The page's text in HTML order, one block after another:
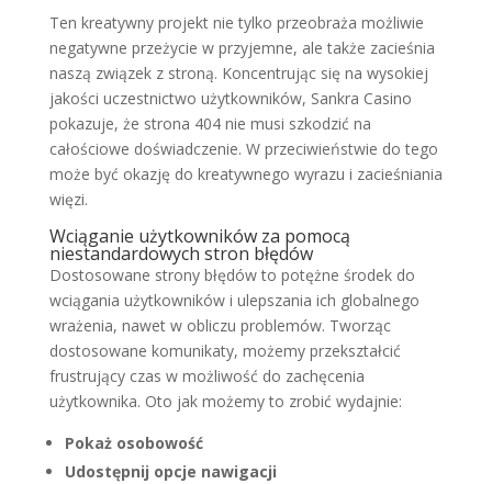
Ten kreatywny projekt nie tylko przeobraża możliwie
negatywne przeżycie w przyjemne, ale także zacieśnia
naszą związek z stroną. Koncentrując się na wysokiej
jakości uczestnictwo użytkowników, Sankra Casino
pokazuje, że strona 404 nie musi szkodzić na
całościowe doświadczenie. W przeciwieństwie do tego
może być okazję do kreatywnego wyrazu i zacieśniania
więzi.
Wciąganie użytkowników za pomocą
niestandardowych stron błędów
Dostosowane strony błędów to potężne środek do
wciągania użytkowników i ulepszania ich globalnego
wrażenia, nawet w obliczu problemów. Tworząc
dostosowane komunikaty, możemy przekształcić
frustrujący czas w możliwość do zachęcenia
użytkownika. Oto jak możemy to zrobić wydajnie:
Pokaż osobowość
Udostępnij opcje nawigacji